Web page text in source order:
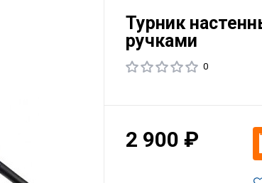
Турник
ручками
0
2 900 ₽